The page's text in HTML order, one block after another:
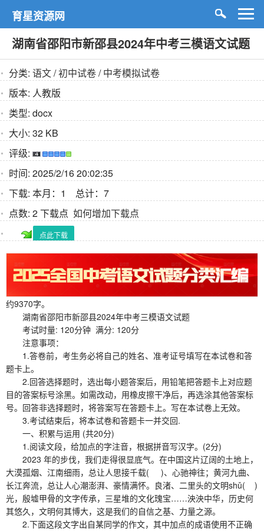
育星资源网
湖南省邵阳市新邵县2024年中考三模语文试题
分类: 语文/初中试卷/中考模拟试卷
版本: 人教版
类型: docx
大小: 32 KB
评级:
时间: 2025/2/16 20:02:35
下载: 本月：1 总计：7
点数: 2 下载点 如何增加下载点
点此下载
约9370字。
湖南省邵阳市新邵县2024年中考三模语文试题
考试时量: 120分钟 满分: 120分
注意事项：
1.答卷前，考生务必将自己的姓名、准考证号填写在本试卷和答
题卡上。
2.回答选择题时，选出每小题答案后，用铅笔把答题卡上对应题
目的答案标号涂黑。如需改动，用橡皮擦干净后，再选涂其他答案标
号。回答非选择题时，将答案写在答题卡上。写在本试卷上无效。
3.考试结束后，将本试卷和答题卡一并交回.
一、积累与运用 (共20分)
1.阅读文段，给加点的字注音，根据拼音写汉字。(2分)
2023 年的步伐，我们走得很显底气。在中国这片辽阔的土地上，
大漠孤烟、江南细雨，总让人思接千载( )、心驰神往；黄河九曲、
长江奔流，总让人心潮澎湃、豪情满怀。良渚、二里头的文明shǔ( )
光，殷墟甲骨的文字传承，三星堆的文化瑰宝……泱泱中华，历史何
其悠久，文明何其博大，这是我们的自信之基、力量之源。
2.下面这段文字出自某同学的作文，其中加点的成语使用不正确